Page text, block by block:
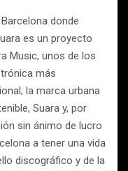
donde
es un proyecto
Music, unos de los
más
la marca urbana
Suara y, por
sin ánimo de lucro
a tener una vida
discográfico y de la